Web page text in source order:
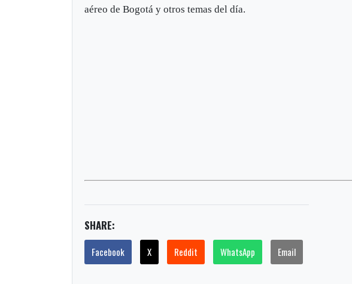
aéreo de Bogotá y otros temas del día.
SHARE:
Facebook X Reddit WhatsApp Email